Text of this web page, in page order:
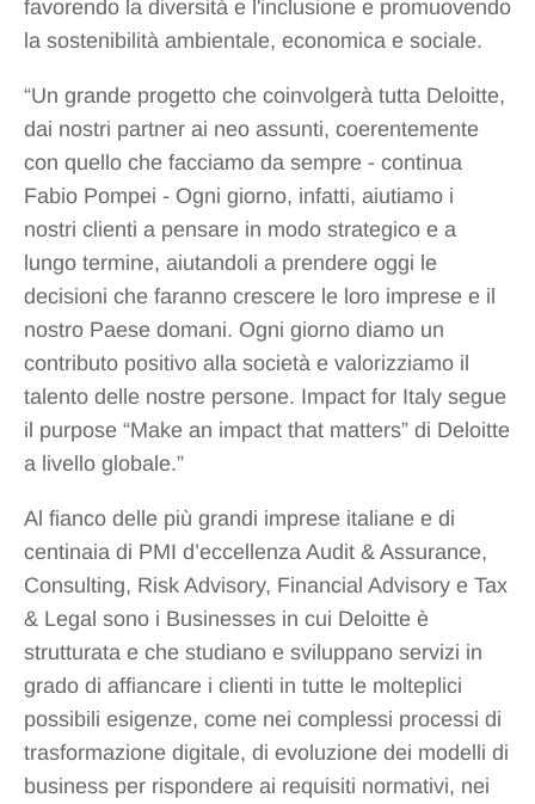
favorendo la diversità e l'inclusione e promuovendo
la sostenibilità ambientale, economica e sociale.
“Un grande progetto che coinvolgerà tutta Deloitte,
dai nostri partner ai neo assunti, coerentemente
con quello che facciamo da sempre - continua
Fabio Pompei - Ogni giorno, infatti, aiutiamo i
nostri clienti a pensare in modo strategico e a
lungo termine, aiutandoli a prendere oggi le
decisioni che faranno crescere le loro imprese e il
nostro Paese domani. Ogni giorno diamo un
contributo positivo alla società e valorizziamo il
talento delle nostre persone. Impact for Italy segue
il purpose “Make an impact that matters” di Deloitte
a livello globale.”
Al fianco delle più grandi imprese italiane e di
centinaia di PMI d’eccellenza Audit & Assurance,
Consulting, Risk Advisory, Financial Advisory e Tax
& Legal sono i Businesses in cui Deloitte è
strutturata e che studiano e sviluppano servizi in
grado di affiancare i clienti in tutte le molteplici
possibili esigenze, come nei complessi processi di
trasformazione digitale, di evoluzione dei modelli di
business per rispondere ai requisiti normativi, nei